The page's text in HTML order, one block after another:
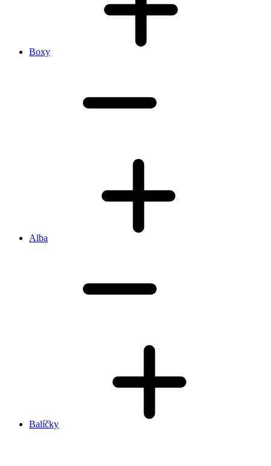
Boxy
Alba
Balíčky